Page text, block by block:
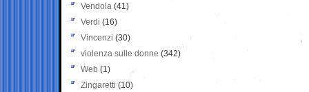
Vendola (41)
Verdi (16)
Vincenzi (30)
violenza sulle donne (342)
Web (1)
Zingaretti (10)